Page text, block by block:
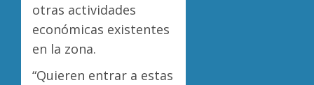
otras actividades
económicas existentes
en la zona.
“Quieren entrar a estas